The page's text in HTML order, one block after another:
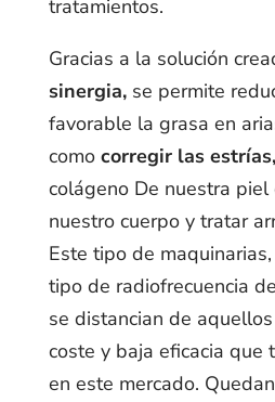
tratamientos.
Gracias a la solución
sinergia,se permite
favorable la grasa en
como corregir las estrías,
colágeno De nuestra
nuestro cuerpo y tratar
Este tipo de
tipo de radiofrecuencia
se distancian de
coste y baja eficacia que
en este mercado.